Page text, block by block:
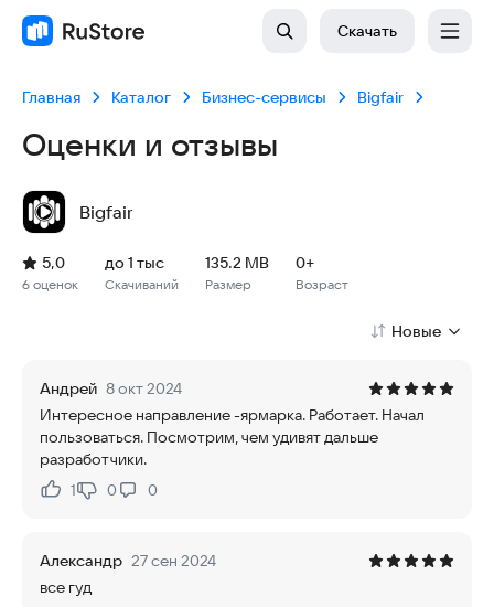
Скачать
Главная Каталог Бизнес-сервисы Bigfair
Оценки и отзывы
Bigfair
Рейтинг: 5,0, 6 оценок
Скачиваний: до 1 тыс
Размер файла: 135.2 MB
Возрастное ограничение: 135.2 MB
6 оценок
5,0
Скачиваний
до 1 тыс
Размер
135.2 MB
Возраст
0+
Новые
Андрей 8 окт 2024
Интересное направление -ярмарка. Работает. Начал
пользоваться. Посмотрим, чем удивят дальше
разработчики.
Нравится:
1Не нравится:
0 0
Александр 27 сен 2024
все гуд